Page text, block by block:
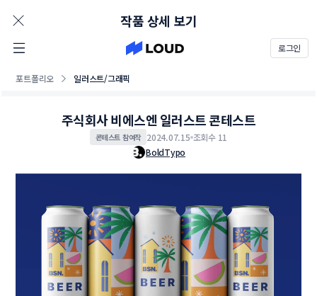
로그인
포트폴리오 일러스트/그래픽
작품 상세 보기
주식회사 비에스엔 일러스트 콘테스트
콘테스트 참여작 2024.07.15 조회수 11
BoldTypo